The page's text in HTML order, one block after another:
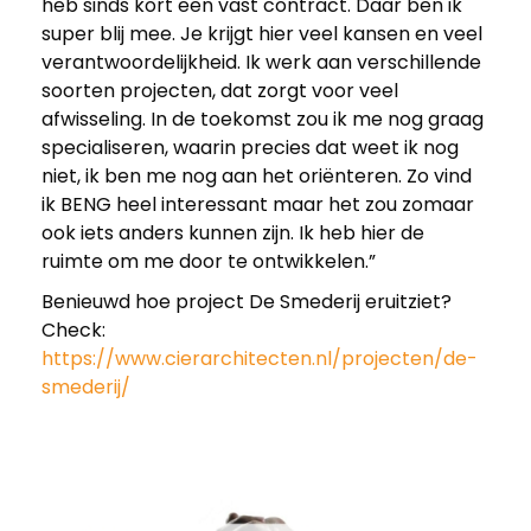
super blij mee. Je krijgt hier veel kansen en veel
verantwoordelijkheid. Ik werk aan verschillende
soorten projecten, dat zorgt voor veel
afwisseling. In de toekomst zou ik me nog graag
specialiseren, waarin precies dat weet ik nog
niet, ik ben me nog aan het oriënteren. Zo vind
ik BENG heel interessant maar het zou zomaar
ook iets anders kunnen zijn. Ik heb hier de
ruimte om me door te ontwikkelen.”
Benieuwd hoe project De Smederij eruitziet?
Check:
https://www.cierarchitecten.nl/projecten/de-
smederij/